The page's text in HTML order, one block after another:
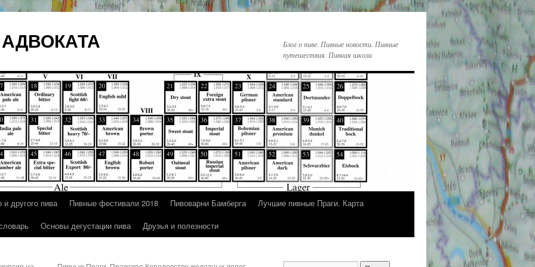
Блог о пиве. Пивные новости. Пивные
путешествия. Пивная школа
другого пива Пивные фестивали 2018 Пивоварни Бамберга
Лучшие пивные Праги. Карта
Основы дегустации пива Друзья и полезности